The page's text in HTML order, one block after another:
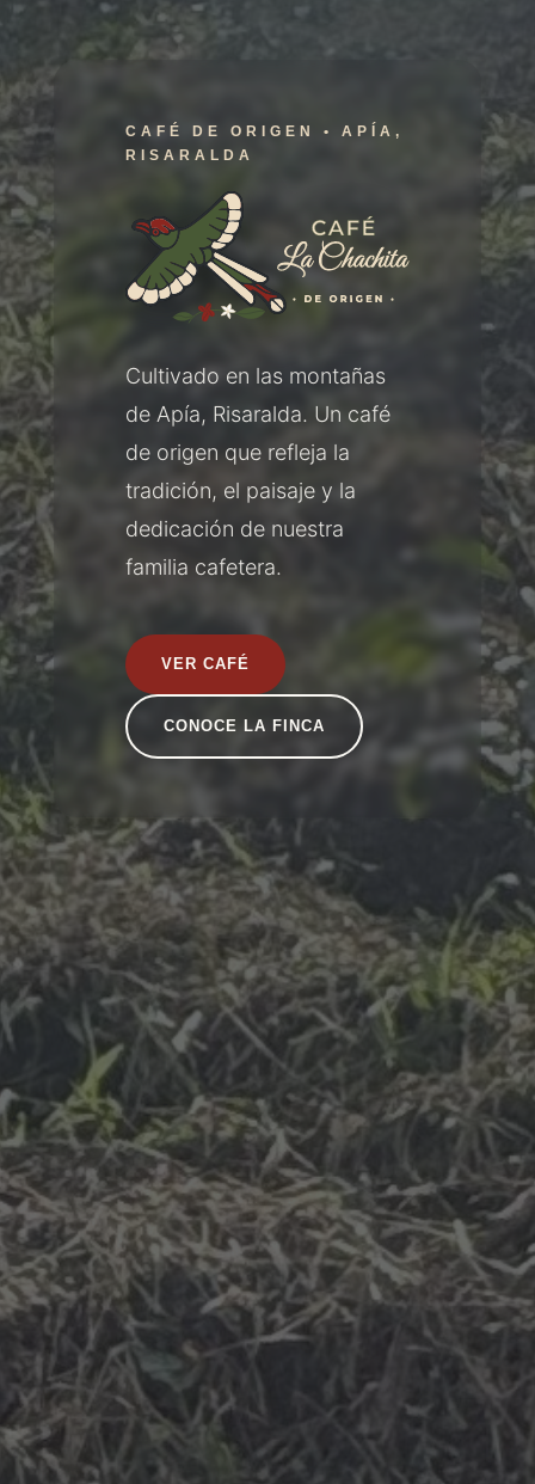
CAFÉ DE ORIGEN • APÍA,
RISARALDA
Cultivado en las montañas
de Apía, Risaralda. Un café
de origen que refleja la
tradición, el paisaje y la
dedicación de nuestra
familia cafetera.
VER CAFÉ
CONOCE LA FINCA